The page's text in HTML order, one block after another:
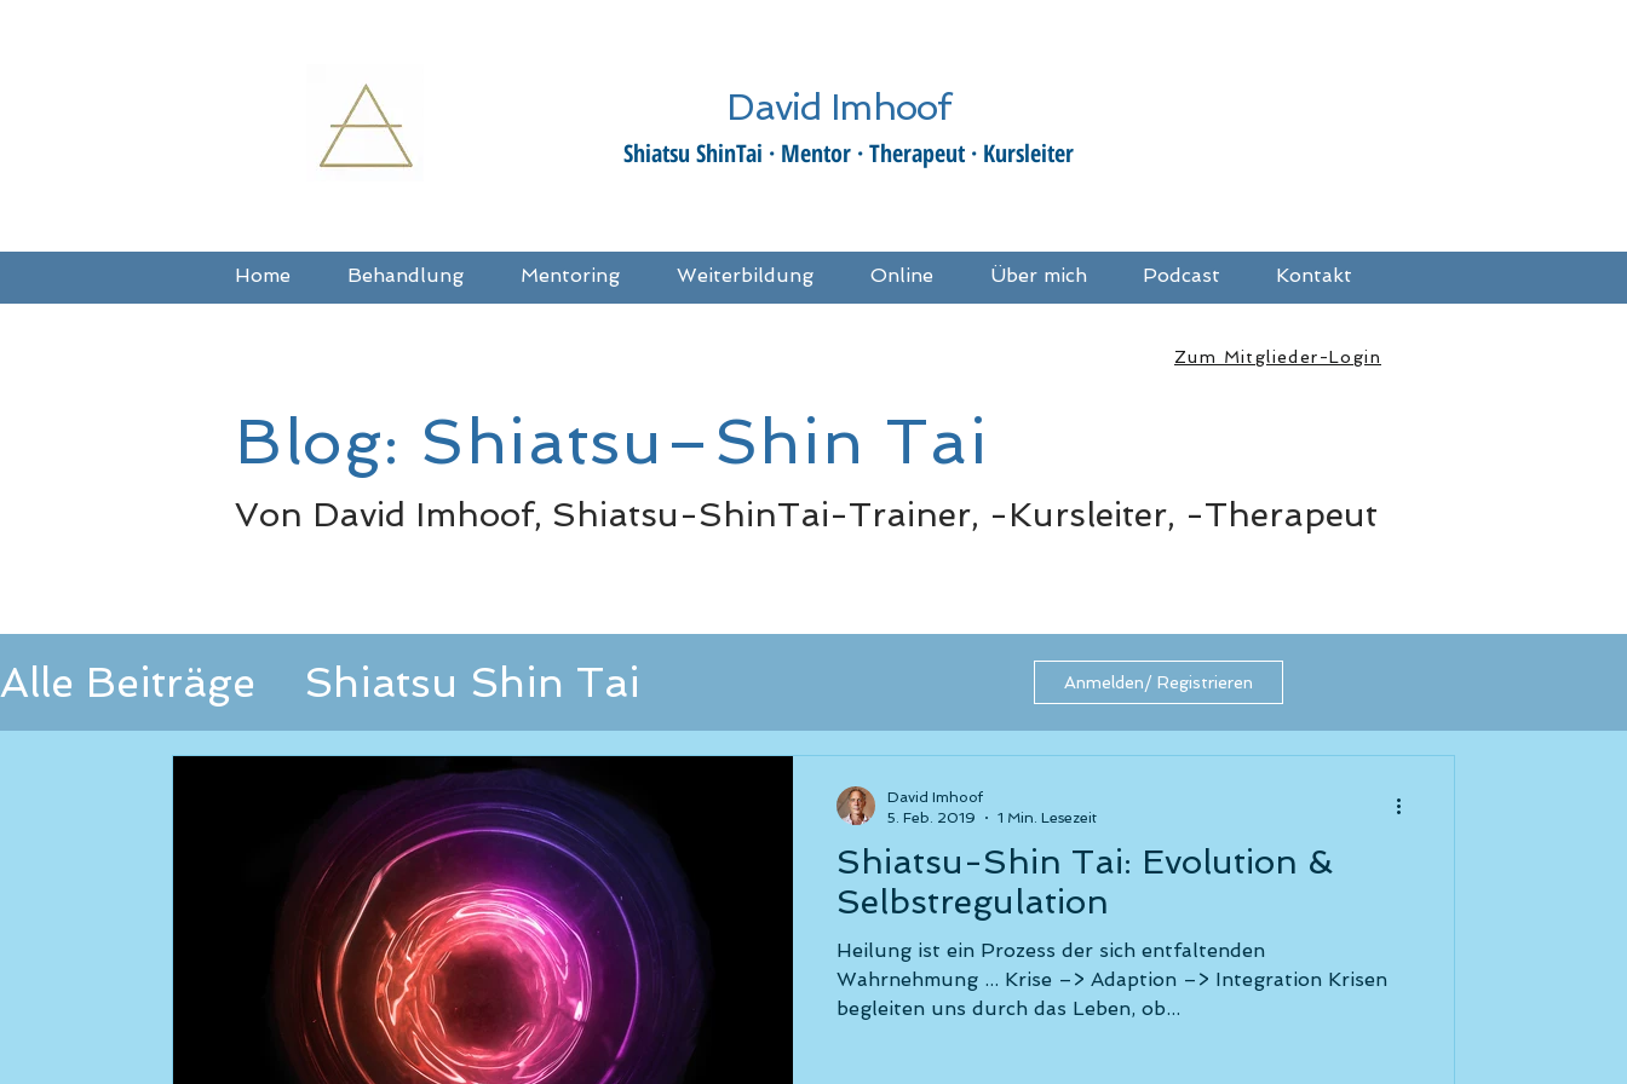
David Imhoof
Shiatsu ShinTai · Mentor · Therapeut · Kursleiter
Home Behandlung Mentoring Weiterbildung Online Über mich Podcast Kontakt
Zum Mitglieder-Login
Blog: Shiatsu–Shin Tai
Von David Imhoof, Shiatsu-ShinTai-Trainer, -Kursleiter, -Therapeut
Alle Beiträge
Shiatsu Shin Tai
Interdisziplinäre Zusammenarbeit
Behandlungskonzept
Burn Out
Shin Tai
Ihre Community
Evolution
Selbstregulation
Mediation in Bewegung
Anmelden/ Registrieren
Shiatsu-Shin Tai: Evolution &
Selbstregulation
Heilung ist ein Prozess der sich entfaltenden
Wahrnehmung ... Krise –> Adaption –> Integration Krisen
begleiten uns durch das Leben, ob...
David Imhoof
5. Feb. 2019
1 Min. Lesezeit